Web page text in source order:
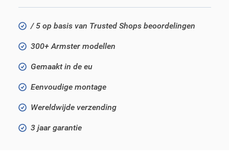
/ 5 op basis van Trusted Shops beoordelingen
300+ Armster modellen
Gemaakt in de eu
Eenvoudige montage
Wereldwijde verzending
3 jaar garantie